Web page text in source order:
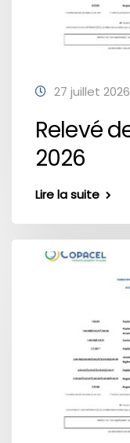
27 juillet 2026
Relevé
2026
Lire la suite